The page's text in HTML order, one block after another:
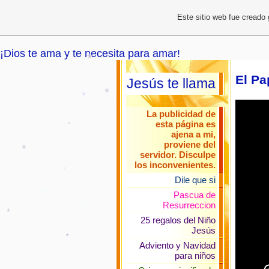
¡Dios te ama y te necesita para amar!
Jesús te llama
La publicidad de
esta página es
ajena a mi,
proviene del
servidor. Disculpe
los inconvenientes.
Dile que si
Pascua de
Resurreccion
25 regalos del Niño
Jesús
Adviento y Navidad
para niños
El
Este sitio web fue creado
*